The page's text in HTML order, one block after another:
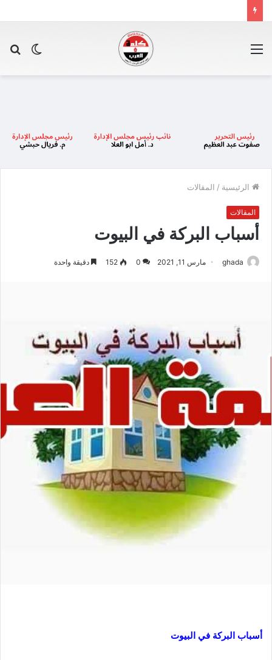
الوضع
الرئيسية / المقالات
المقالات
أسباب البركة في البيوت
ghada مارس 11, 2021 0
152 دقيقة واحدة
أسباب البركة في البيوت